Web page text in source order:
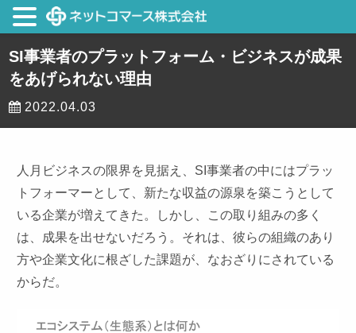
SI事業者のプラットフォーム・ビジネスが成果
をあげられない理由
2022.04.03
人月ビジネスの限界を見据え、SI事業者の中にはプラッ
トフォーマーとして、新たな収益の源泉を築こうとして
いる企業が増えてきた。しかし、この取り組みの多く
は、成果を出せないだろう。それは、彼らの組織のあり
方や企業文化に根ざした課題が、なおざりにされている
からだ。